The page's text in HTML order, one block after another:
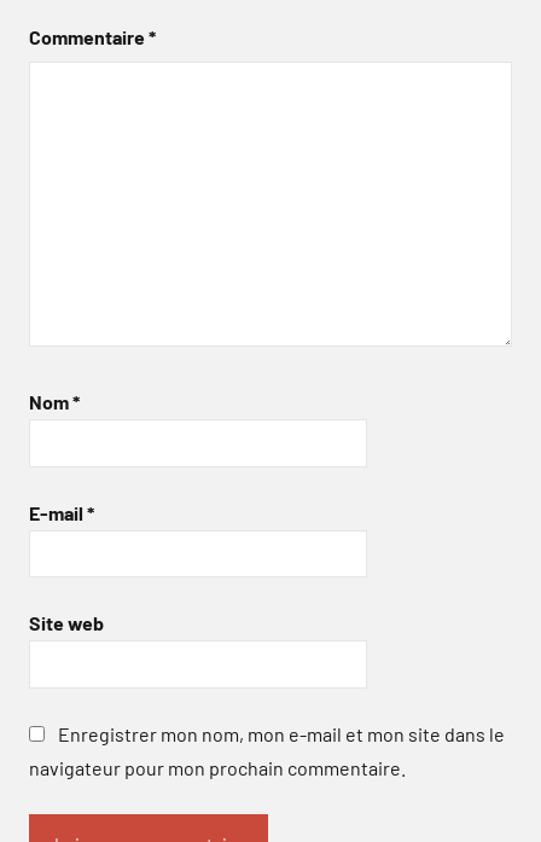
Commentaire*
Nom*
E-mail *
Site web
Enregistrer mon nom, mon e-mail et mon site dans le
navigateur pour mon prochain commentaire.